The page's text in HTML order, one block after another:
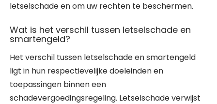
letselschade en om uw rechten te beschermen.
Wat is het verschil tussen letselschade en
smartengeld?
Het verschil tussen letselschade en smartengeld
ligt in hun respectievelijke doeleinden en
toepassingen binnen een
schadevergoedingsregeling. Letselschade verwijst